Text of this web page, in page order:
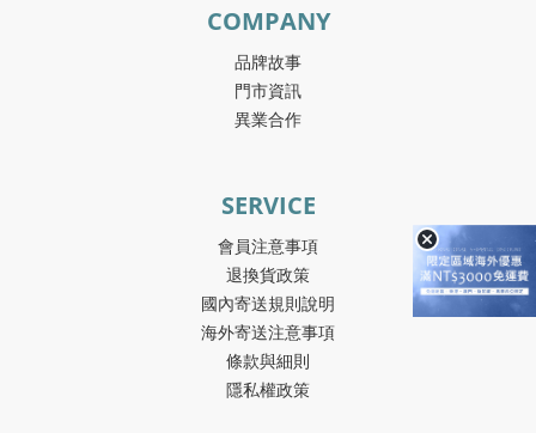
COMPANY
品牌故事
門市資訊
異業合作
SERVICE
會員注意事項
退換貨政策
國內寄送規則說明
海外寄送注意事項
條款與細則
隱私權政策